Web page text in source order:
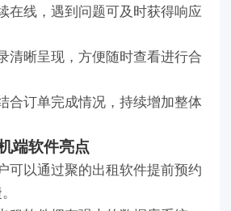
在线，遇到问题可及时获得响应
清晰呈现，方便随时查看进行合
合订单完成情况，持续增加整体
端软件亮点
可以通过聚的出租软件提前预约